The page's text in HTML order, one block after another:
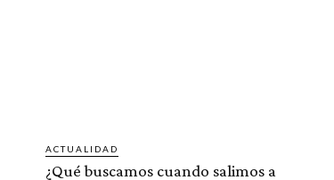
ACTUALIDAD
¿Qué buscamos cuando salimos a